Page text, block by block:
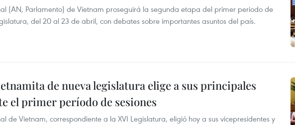
(AN, Parlamento) de Vietnam proseguirá la segunda etapa del primer periodo de
del 20 al 23 de abril, con debates sobre importantes asuntos del país.
de nueva legislatura elige a sus principales
el primer período de sesiones
de Vietnam, correspondiente a la XVI Legislatura, eligió hoy a sus vicepresidentes y